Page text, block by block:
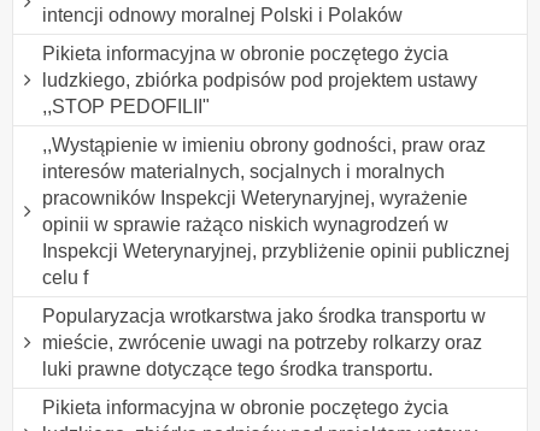
intencji odnowy moralnej Polski i Polaków
Pikieta informacyjna w obronie poczętego życia
ludzkiego, zbiórka podpisów pod projektem ustawy
,,STOP PEDOFILII"
,,Wystąpienie w imieniu obrony godności, praw oraz
interesów materialnych, socjalnych i moralnych
pracowników Inspekcji Weterynaryjnej, wyrażenie
opinii w sprawie rażąco niskich wynagrodzeń w
Inspekcji Weterynaryjnej, przybliżenie opinii publicznej
celu f
Popularyzacja wrotkarstwa jako środka transportu w
mieście, zwrócenie uwagi na potrzeby rolkarzy oraz
luki prawne dotyczące tego środka transportu.
Pikieta informacyjna w obronie poczętego życia